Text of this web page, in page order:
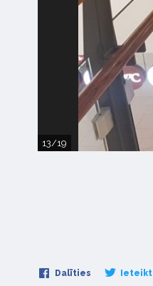
13/19
Dalīties Ieteikt